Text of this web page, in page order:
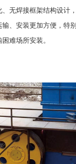
焊接框架结构设计，
、安装更加方便，特
难场所安装。